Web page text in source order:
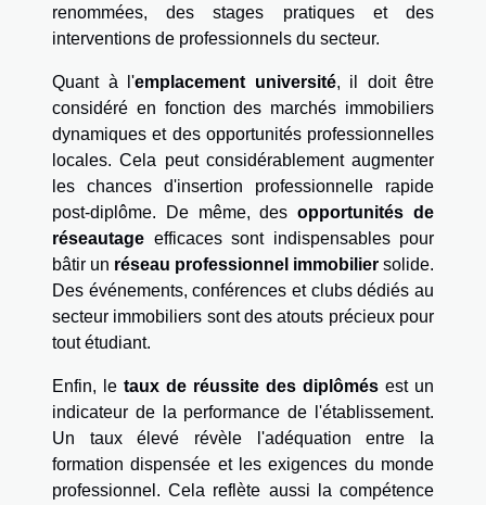
renommées, des stages pratiques et des
interventions de professionnels du secteur.
Quant à l'emplacement université, il doit être
considéré en fonction des marchés immobiliers
dynamiques et des opportunités professionnelles
locales. Cela peut considérablement augmenter
les chances d'insertion professionnelle rapide
post-diplôme. De même, desopportunités de
réseautage efficaces sont indispensables pour
bâtir un réseau professionnel immobilier solide.
Des événements, conférences et clubs dédiés au
secteur immobiliers sont des atouts précieux pour
tout étudiant.
Enfin, le taux de réussite des diplômés est un
indicateur de la performance de l'établissement.
Un taux élevé révèle l'adéquation entre la
formation dispensée et les exigences du monde
professionnel. Cela reflète aussi la compétence